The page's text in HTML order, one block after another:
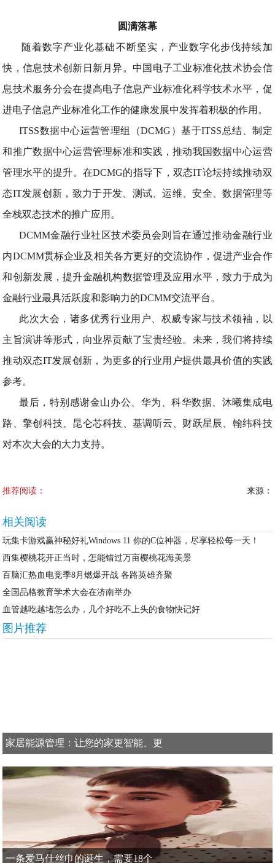
圆满落幕
随着数字产业化基础不断坚实，产业数字化步伐持续加
快，信息技术创新日新月异。中国电子工业标准化技术协会信
息技术服务分会在提高电子信息产业标准化科学技术水平，促
进电子信息产业标准化工作的健康发展中发挥着积极的作用。
ITSS数据中心运营管理组（DCMG）基于ITSS总结、制定
和推广数据中心运营管理标准和实践，推动我国数据中心运营
管理水平的提升。在DCMG的指导下，双态IT论坛持续推动双
态IT发展创新，致力于开发、测试、运维、安全、数据管理等
全栈双态技术的推广应用。
DCMM金融行业社区技术委员会则旨在通过推动金融行业
内DCMM贯标企业及相关各方更好的交流协作，促进产业合作
和创新发展，提升金融机构数据管理及应用水平，致力于成为
金融行业最具活跃度和影响力的DCMM交流平台。
此次大会，诸多优秀行业用户、权威专家与技术领袖，以
主旨演讲等形式，向业界贡献了宝贵经验。未来，我们将持续
推动双态IT发展创新，为更多的行业用户提供最具价值的实践
参考。
最后，特别感谢金山办公、华为、科华数据、沐曦集成电
路、擎创科技、昆仑芯科技、基调听云、财跃星辰、翰纬科技
对本次大会的大力支持。
推荐阅读： 来源：
相关阅读
玩集卡游戏赢神秘好礼Windows 11 你的C位神器，尽享轻松每一天！
西集樱桃花开正当时，怎能错过万亩樱桃花海美景
百脑汇热血电竞季8月燃爆开战 各路英雄齐聚
全国品格教育学术大会在济南举办
血管越吃越堵怎么办，几个好吃不上头的食物快记好
图片推荐
家居能源管理：让您的家更智能、更
一条爱马仕丝巾的诞生，需要18个